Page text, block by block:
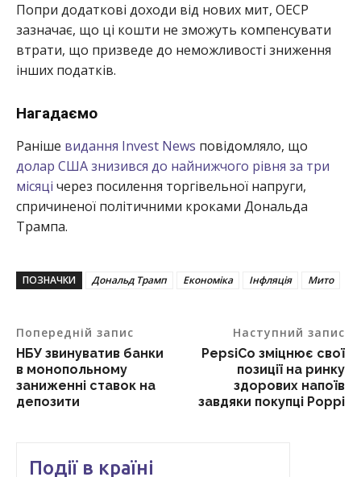
Попри додаткові доходи від нових мит, ОЕСР
зазначає, що ці кошти не зможуть компенсувати
втрати, що призведе до неможливості зниження
інших податків.
Нагадаємо
Раніше видання Invest News повідомляло, що
долар США знизився до найнижчого рівня за три
місяці через посилення торгівельної напруги,
спричиненої політичними кроками Дональда
Трампа.
ПОЗНАЧКИ Дональд Трамп Економіка Інфляція Мито
Попередній запис
НБУ звинуватив банки
в монопольному
заниженні ставок на
депозити
Наступний запис
PepsiCo зміцнює свої
позиції на ринку
здорових напоїв
завдяки покупці Poppi
Події в країні